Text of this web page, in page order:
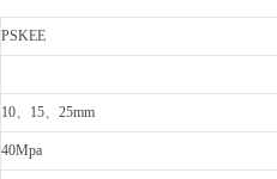
PSKEE
10、15、25mm
40Mpa